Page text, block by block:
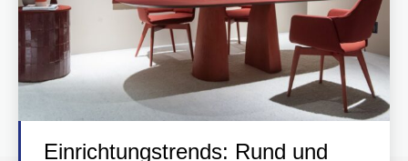
Einrichtungstrends: Rund und